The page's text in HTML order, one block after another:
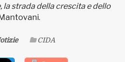
la strada della crescita e dello
CIDA